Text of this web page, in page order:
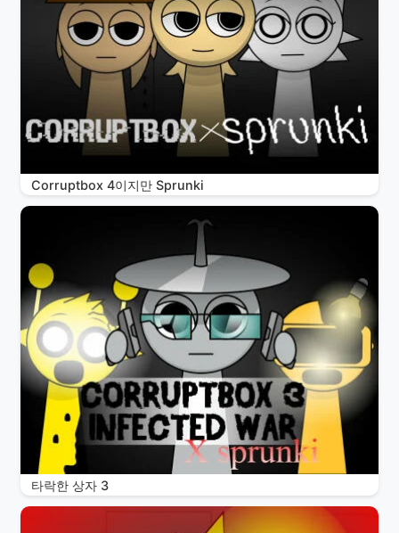
Corruptbox 4이지만 Sprunki
타락한 상자 3